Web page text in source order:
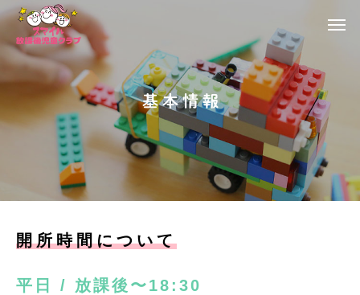
基 本 情 報
開所時間について
平日 / 放課後〜18:30